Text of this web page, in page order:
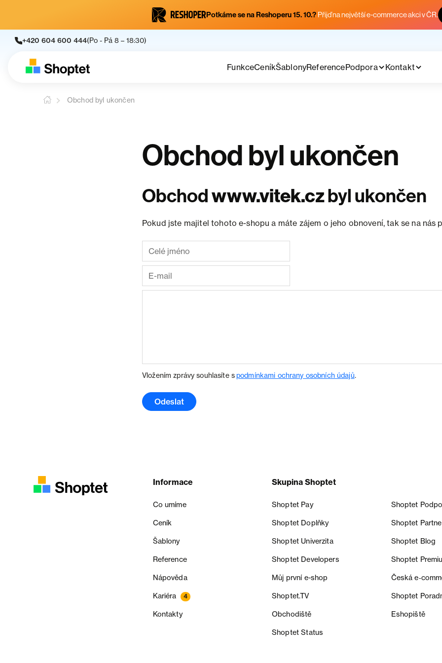
Potkáme se na Reshoperu 15. 10.? Přijď na největší e-commerce akci v ČR.
+420 604 600 444(Po - Pá 8 – 18:30)
FunkceCeníkŠablonyReferencePodpora Kontakt
Obchod byl ukončen
Obchod byl ukončen
Obchodwww.vitek.czbyl ukončen
Pokud jste majitel tohoto e-shopu a máte zájem o jeho obnovení, tak se na nás
Vložením zprávy souhlasíte spodmínkami ochrany osobních údajů.
Odeslat
Informace
Co umíme
Ceník
Šablony
Reference
Nápověda
Kariéra 4
Kontakty
Skupina Shoptet
Shoptet Pay Shoptet
Shoptet Doplňky Shoptet
Shoptet Univerzita Shoptet Blog
Shoptet Developers Shoptet
Můj první e-shop Česká
Shoptet.TV Shoptet
Obchodiště Eshopiště
Shoptet Status